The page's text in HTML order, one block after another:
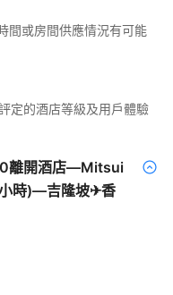
間或房間供應情況有可能
定的酒店等級及用戶體驗
離開酒店—Mitsui
時)—吉隆坡✈香